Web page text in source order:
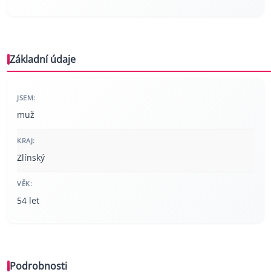
Základní údaje
JSEM:
muž
KRAJ:
Zlínský
VĚK:
54 let
Podrobnosti